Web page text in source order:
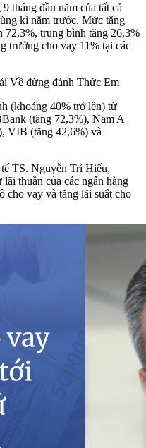
tháng đầu năm của tất cả
kì năm trước. Mức tăng
72,3%, trung bình tăng 26,3%
trưởng cho vay 11% tại các
Về đừng đánh Thức Em
(khoảng 40% trở lên) từ
(tăng 72,3%), Nam A
VIB (tăng 42,6%) và
TS. Nguyễn Trí Hiếu,
thuần của các ngân hàng
cho vay và tăng lãi suất cho